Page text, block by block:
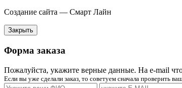
Создание сайта — Смарт Лайн
Закрыть
Форма заказа
Пожалуйста, укажите верные данные. На e-mail что
Если вы уже сделали заказ, то советуем сначала проверить